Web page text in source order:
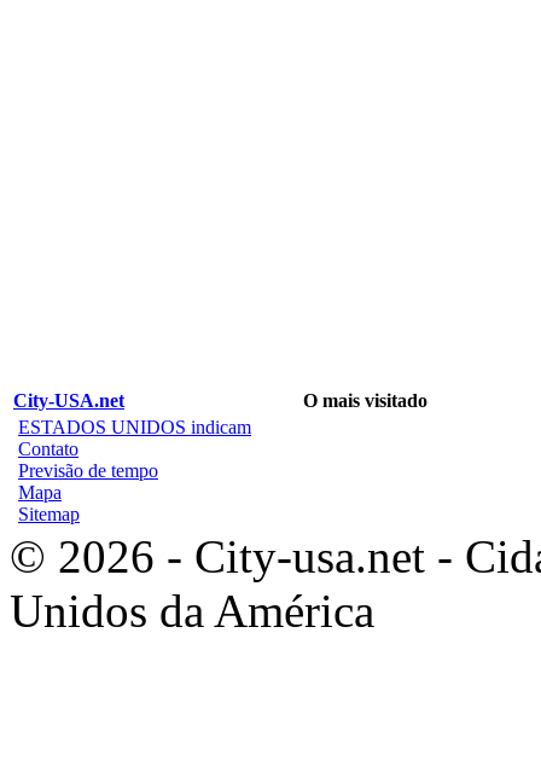
City-USA.net
O mais visitado
ESTADOS UNIDOS indicam
Contato
Previsão de tempo
Mapa
Sitemap
© 2026 - City-usa.net -
Unidos da América